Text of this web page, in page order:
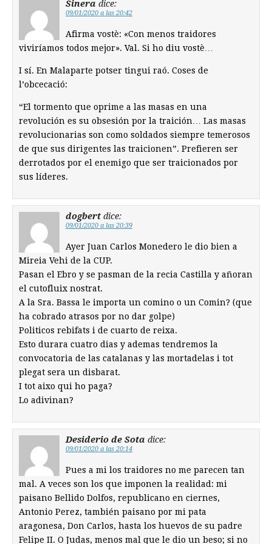
Sinera dice:
09/01/2020 a las 20:42
Afirma vostè: «Con menos traidores
viviríamos todos mejor». Val. Si ho diu vostè…
I sí. En Malaparte potser tingui raó. Coses de
l’obcecació:
“El tormento que oprime a las masas en una
revolución es su obsesión por la traición… Las masas
revolucionarias son como soldados siempre temerosos
de que sus dirigentes las traicionen”. Prefieren ser
derrotados por el enemigo que ser traicionados por
sus líderes.
dogbert dice:
09/01/2020 a las 20:39
Ayer Juan Carlos Monedero le dio bien a
Mireia Vehi de la CUP.
Pasan el Ebro y se pasman de la recia Castilla y añoran
el cutofluix nostrat.
A la Sra. Bassa le importa un comino o un Comin? (que
ha cobrado atrasos por no dar golpe)
Politicos rebifats i de cuarto de reixa.
Esto durara cuatro dias y ademas tendremos la
convocatoria de las catalanas y las mortadelas i tot
plegat sera un disbarat.
I tot aixo qui ho paga?
Lo adivinan?
Desiderio de Sota dice:
09/01/2020 a las 20:14
Pues a mi los traidores no me parecen tan
mal. A veces son los que imponen la realidad: mi
paisano Bellido Dolfos, republicano en ciernes,
Antonio Perez, también paisano por mi pata
aragonesa, Don Carlos, hasta los huevos de su padre
Felipe II. O Judas, menos mal que le dio un beso; si no